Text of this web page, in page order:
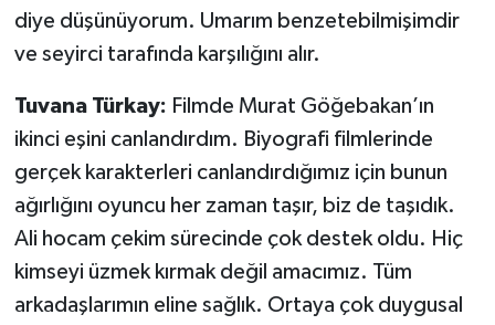
diye düşünüyorum. Umarım benzetebilmişimdir
ve seyirci tarafında karşılığını alır.
Tuvana Türkay: Filmde Murat Göğebakan’ın
ikinci eşini canlandırdım. Biyografi filmlerinde
gerçek karakterleri canlandırdığımız için bunun
ağırlığını oyuncu her zaman taşır, biz de taşıdık.
Ali hocam çekim sürecinde çok destek oldu. Hiç
kimseyi üzmek kırmak değil amacımız. Tüm
arkadaşlarımın eline sağlık. Ortaya çok duygusal